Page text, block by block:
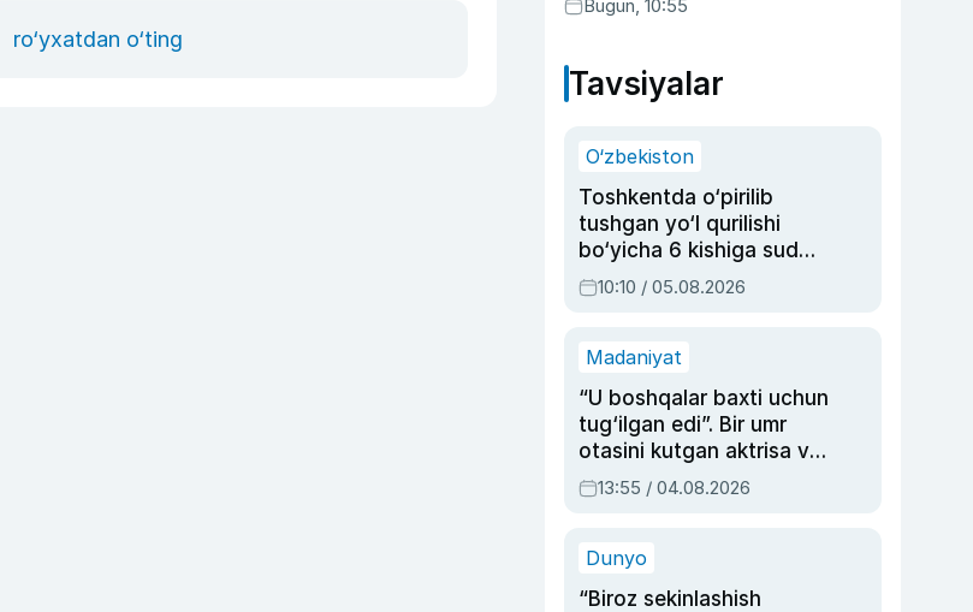
ro‘yxatdan o‘ting
Bugun, 10:55
Tavsiyalar
O‘zbekiston
Toshkentda o‘pirilib
tushgan yo‘l qurilishi
bo‘yicha 6 kishiga sud
hukmi o‘qildi
10:10 / 05.08.2026
Madaniyat
“U boshqalar baxti uchun
tug‘ilgan edi”. Bir umr
otasini kutgan aktrisa va
dublyaj ustasi Rimma
Ahmedovaning
13:55 / 04.08.2026
Dunyo
“Biroz sekinlashish